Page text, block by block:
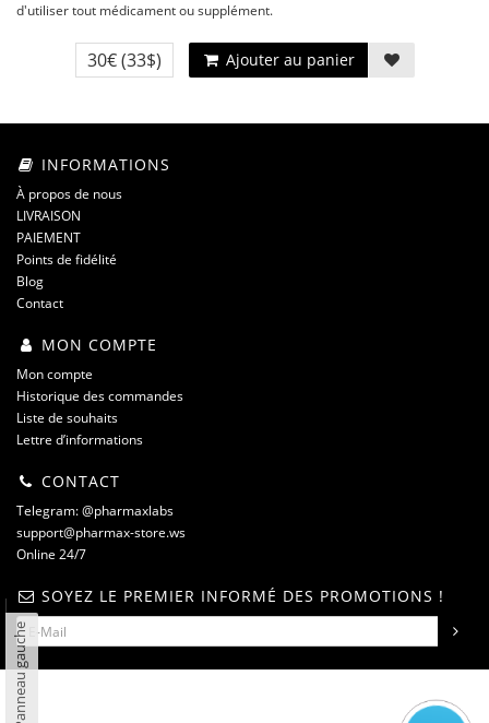
d'utiliser tout médicament ou supplément.
30€(33$) Ajouter au panier
INFORMATIONS
À propos de nous
LIVRAISON
PAIEMENT
Points de fidélité
Blog
Contact
MON COMPTE
Mon compte
Historique des commandes
Liste de souhaits
Lettre d’informations
CONTACT
Telegram: @pharmaxlabs
support@pharmax-store.ws
Online 24/7
SOYEZ LE PREMIER INFORMÉ DES PROMOTIONS !
Panneau gauche